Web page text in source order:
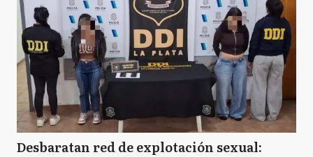
Desbaratan red de explotación sexual: